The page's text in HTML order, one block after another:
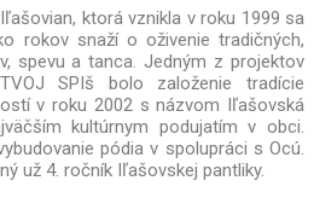
ktorá vznikla v roku 1999 sa
rokov snaží o oživenie tradičných,
spevu a tanca. Jedným z projektov
SPIš bolo založenie tradície
v roku 2002 s názvom Iľašovská
kultúrnym podujatím v obci.
pódia v spolupráci s Ocú.
už 4. ročník Iľašovskej pantliky.